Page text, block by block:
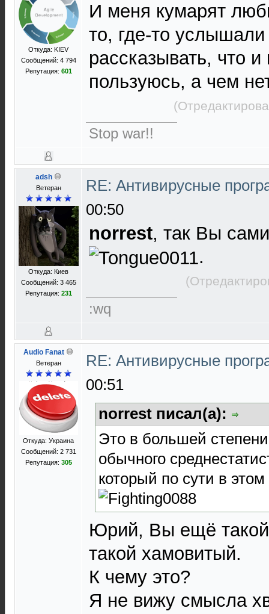
Откуда: KIEV
Сообщений: 4 794
Репутация: 601
И меня кумарят
то, где-то
рассказывать, что
пользуюсь, а чем
Stop war!!
adsh
Ветеран
Откуда: Киев
Сообщений: 3 465
Репутация: 231
RE: Антивирусные
00:50
norrest, так Вы
.
:wq
Audio Fanat
Ветеран
Откуда: Украина
Сообщений: 2 731
Репутация: 305
RE: Антивирусные
00:51
norrest писал(а):
Это в большей
обычного
который по сути в
Юрий, Вы ещё
такой хамовитый.
К чему это?
Я не вижу смысла